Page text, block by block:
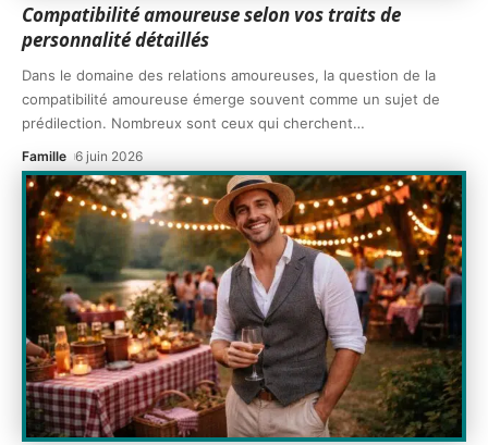
Compatibilité amoureuse selon vos traits de
personnalité détaillés
Dans le domaine des relations amoureuses, la question de la
compatibilité amoureuse émerge souvent comme un sujet de
prédilection. Nombreux sont ceux qui cherchent…
Famille 6 juin 2026